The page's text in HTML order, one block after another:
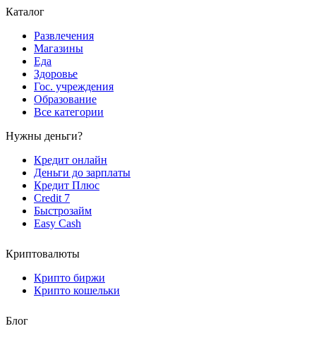
Каталог
Развлечения
Магазины
Еда
Здоровье
Гос. учреждения
Образование
Все категории
Нужны деньги?
Кредит онлайн
Деньги до зарплаты
Кредит Плюс
Credit 7
Быстрозайм
Easy Cash
Криптовалюты
Крипто биржи
Крипто кошельки
Блог